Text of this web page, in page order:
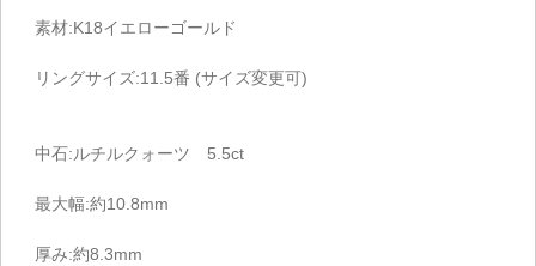
素材:K18イエローゴールド
リングサイズ:11.5番 (サイズ変更可)
中石:ルチルクォーツ 5.5ct
最大幅:約10.8mm
厚み:約8.3mm